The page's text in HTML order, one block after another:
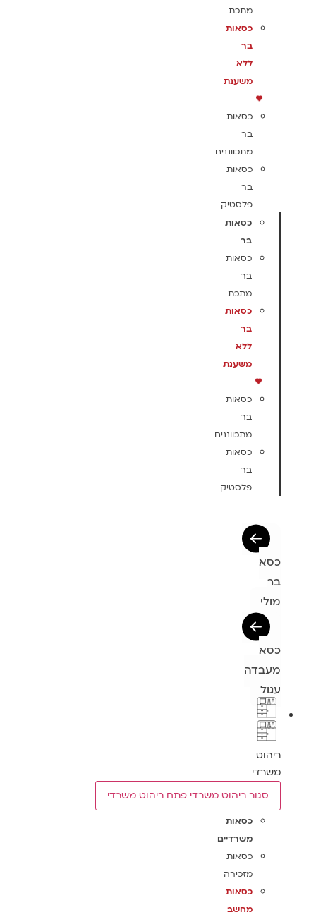
מתכת
כסאות
בר
ללא
משענת
כסאות
בר
מתכווננים
כסאות
בר
פלסטיק
כסאות
בר
כסאות
בר
מתכת
כסאות
בר
ללא
משענת
כסאות
בר
מתכווננים
כסאות
בר
פלסטיק
כסא
בר
מולי
כסא
מעבדה
עגול
ריהוט
משרדי
סגור ריהוט משרדי פתח ריהוט משרדי
כסאות
משרדיים
כסאות
מזכירה
כסאות
מחשב